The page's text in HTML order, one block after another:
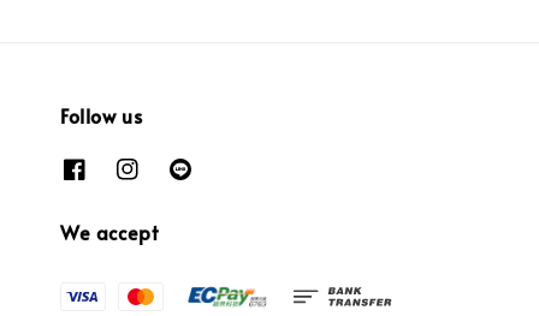
Follow us
We accept